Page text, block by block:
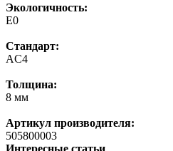
Экологичность:
E0
Стандарт:
AC4
Толщина:
8 мм
Артикул производителя:
505800003
Интересные статьи